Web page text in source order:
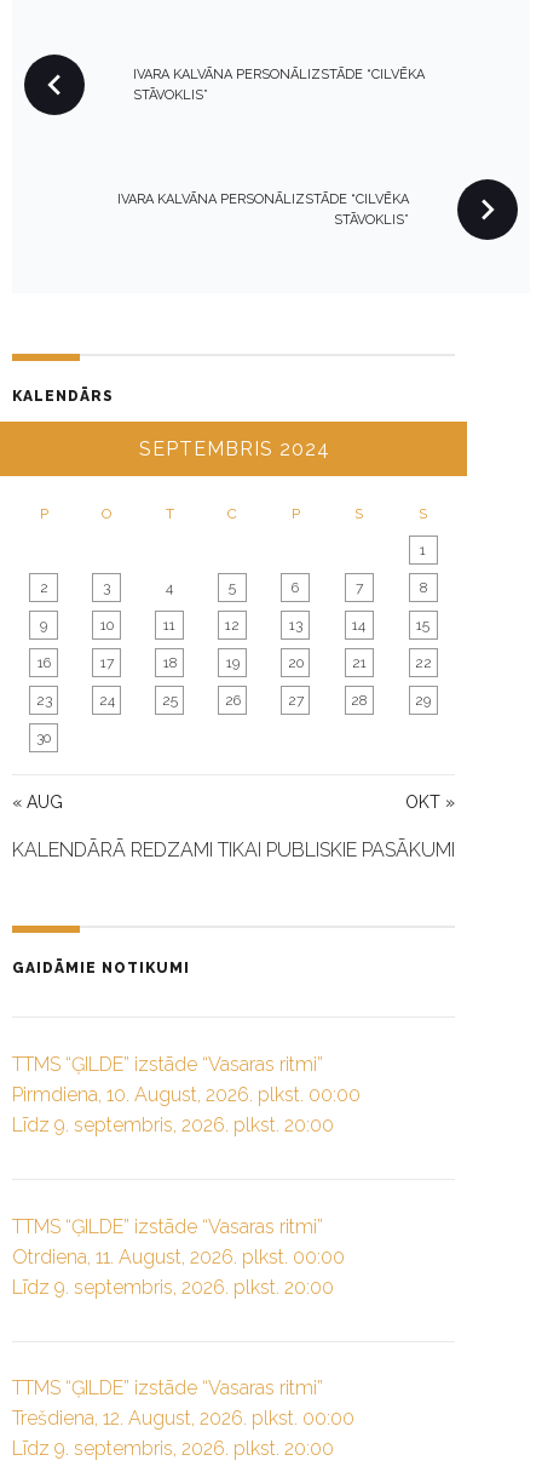
O
S
I
N
IVARA KALVĀNA PERSONĀLIZSTĀDE “CILVĒKA
STĀVOKLIS”
IVARA KALVĀNA PERSONĀLIZSTĀDE “CILVĒKA
STĀVOKLIS”
KALENDĀRS
SEPTEMBRIS 2024
P O T C P S S
« AUG OKT »
1
2 3 4 5 6 7 8
9 10 11 12 13 14 15
16 17 18 19 20 21 22
23 24 25 26 27 28 29
30
KALENDĀRĀ REDZAMI TIKAI PUBLISKIE PASĀKUMI
GAIDĀMIE NOTIKUMI
TTMS “ĢILDE” izstāde “Vasaras ritmi”
Pirmdiena, 10. August, 2026. plkst. 00:00
Līdz 9. septembris, 2026. plkst. 20:00
TTMS “ĢILDE” izstāde “Vasaras ritmi”
Otrdiena, 11. August, 2026. plkst. 00:00
Līdz 9. septembris, 2026. plkst. 20:00
TTMS “ĢILDE” izstāde “Vasaras ritmi”
Trešdiena, 12. August, 2026. plkst. 00:00
Līdz 9. septembris, 2026. plkst. 20:00